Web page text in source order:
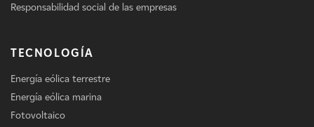
Responsabilidad social de las empresas
TECNOLOGÍA
Energía eólica terrestre
Energía eólica marina
Fotovoltaico